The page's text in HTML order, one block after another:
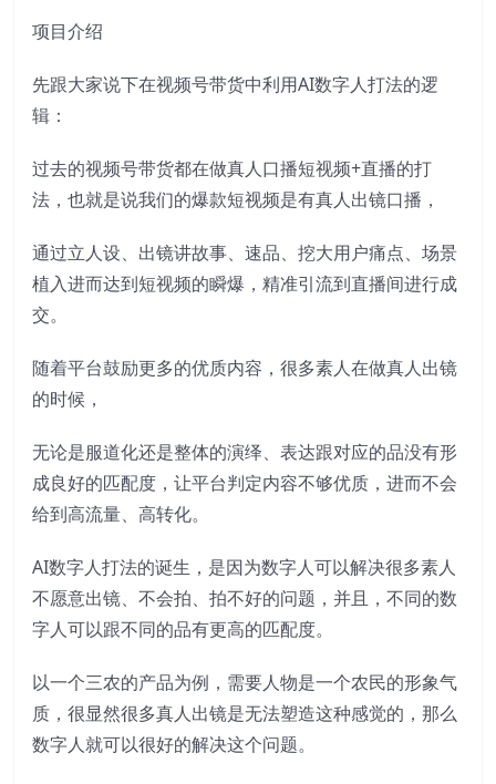
项目介绍
先跟大家说下在视频号带货中利用AI数字人打法的逻
辑：
过去的视频号带货都在做真人口播短视频+直播的打
法，也就是说我们的爆款短视频是有真人出镜口播，
通过立人设、出镜讲故事、速品、挖大用户痛点、场景
植入进而达到短视频的瞬爆，精准引流到直播间进行成
交。
随着平台鼓励更多的优质内容，很多素人在做真人出镜
的时候，
无论是服道化还是整体的演绎、表达跟对应的品没有形
成良好的匹配度，让平台判定内容不够优质，进而不会
给到高流量、高转化。
AI数字人打法的诞生，是因为数字人可以解决很多素人
不愿意出镜、不会拍、拍不好的问题，并且，不同的数
字人可以跟不同的品有更高的匹配度。
以一个三农的产品为例，需要人物是一个农民的形象气
质，很显然很多真人出镜是无法塑造这种感觉的，那么
数字人就可以很好的解决这个问题。